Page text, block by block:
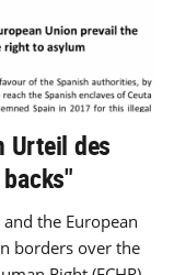
Urteil des
the European
borders over the